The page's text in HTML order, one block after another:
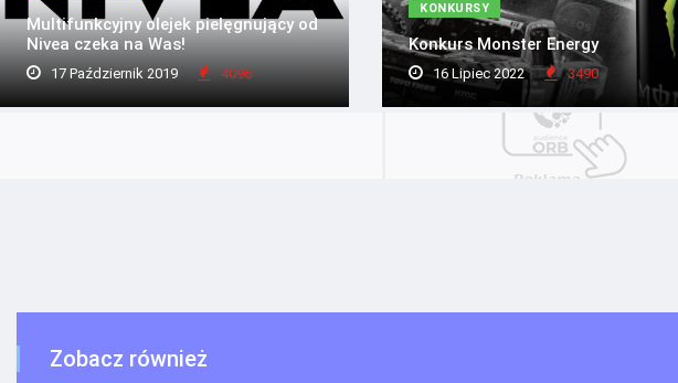
Multifunkcyjny olejek pielęgnujący od
Nivea czeka na Was!
17 Październik 2019 4096
KONKURSY
Konkurs Monster Energy
16 Lipiec 2022 3490
Zobacz również